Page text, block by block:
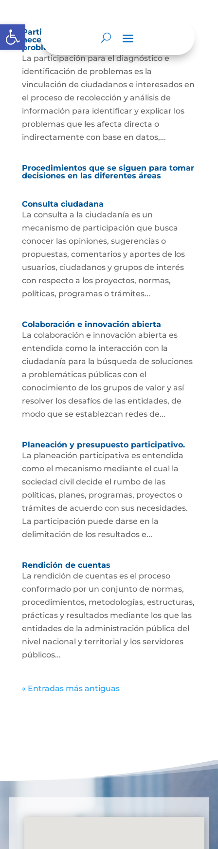
Abrir barra de herramientas
Participación para el diagnóstico de
necesidades e identificación de
problemas.
La participación para el diagnóstico e
identificación de problemas es la
vinculación de ciudadanos e interesados en
el proceso de recolección y análisis de
información para identificar y explicar los
problemas que les afecta directa o
indirectamente con base en datos,...
Procedimientos que se siguen para tomar
decisiones en las diferentes áreas
Consulta ciudadana
La consulta a la ciudadanía es un
mecanismo de participación que busca
conocer las opiniones, sugerencias o
propuestas, comentarios y aportes de los
usuarios, ciudadanos y grupos de interés
con respecto a los proyectos, normas,
políticas, programas o trámites...
Colaboración e innovación abierta
La colaboración e innovación abierta es
entendida como la interacción con la
ciudadanía para la búsqueda de soluciones
a problemáticas públicas con el
conocimiento de los grupos de valor y así
resolver los desafíos de las entidades, de
modo que se establezcan redes de...
Planeación y presupuesto participativo.
La planeación participativa es entendida
como el mecanismo mediante el cual la
sociedad civil decide el rumbo de las
políticas, planes, programas, proyectos o
trámites de acuerdo con sus necesidades.
La participación puede darse en la
delimitación de los resultados e...
Rendición de cuentas
La rendición de cuentas es el proceso
conformado por un conjunto de normas,
procedimientos, metodologías, estructuras,
prácticas y resultados mediante los que las
entidades de la administración pública del
nivel nacional y territorial y los servidores
públicos...
« Entradas más antiguas